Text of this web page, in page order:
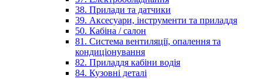
38. Прилади та датчики
39. Аксесуари, інструменти та приладдя
50. Кабіна / салон
81. Система вентиляції, опалення та
кондиціонування
82. Приладдя кабіни водія
84. Кузовні деталі